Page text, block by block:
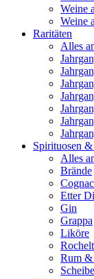
Weine
Weine
Raritäten
Alles
Spirituosen
Alles
Brände
Cognac
Etter
Gin
Grappa
Liköre
Rochelt
Rum